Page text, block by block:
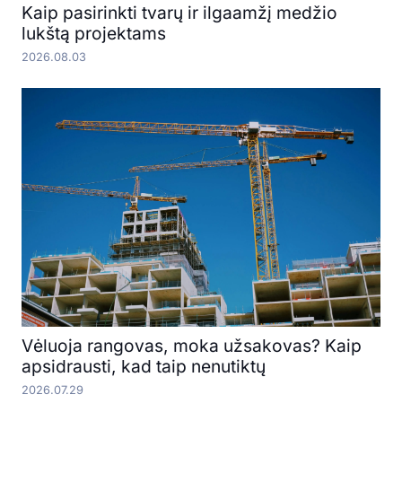
Kaip pasirinkti tvarų ir ilgaamžį medžio
lukštą projektams
2026.08.03
Vėluoja rangovas, moka užsakovas? Kaip
apsidrausti, kad taip nenutiktų
2026.07.29